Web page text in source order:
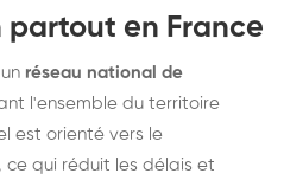
partout en France
réseau national de
l'ensemble du territoire
est orienté vers le
ce qui réduit les délais et